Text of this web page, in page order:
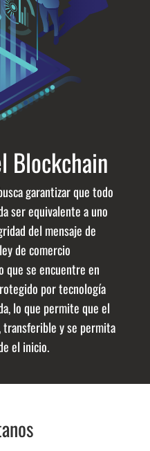
Blockchain
garantizar que todo
ser equivalente a uno
del mensaje de
de comercio
que se encuentre en
por tecnología
lo que permite que el
transferible y se permita
el inicio.